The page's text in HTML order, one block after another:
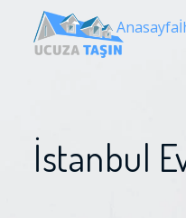
Anasayfa
İstanbul